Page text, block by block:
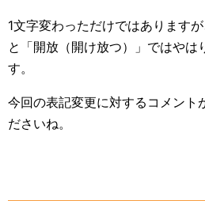
1文字変わっただけではあります
と「開放（開け放つ）」ではやは
す。
今回の表記変更に対するコメント
ださいね。